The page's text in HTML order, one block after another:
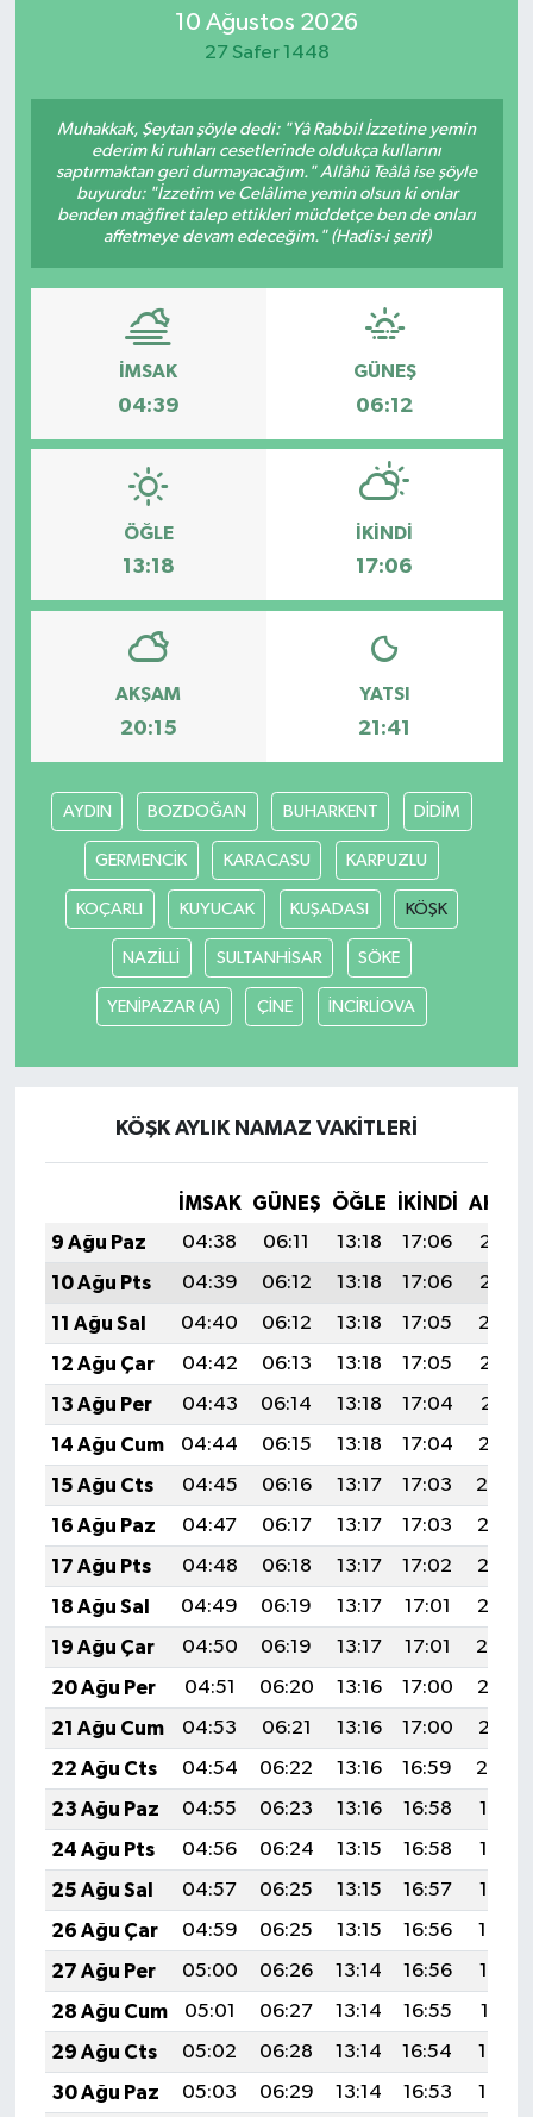
10 Ağustos 2026
27 Safer 1448
Muhakkak, Şeytan şöyle dedi: "Yâ Rabbi! İzzetine yemin
ederim ki ruhları cesetlerinde oldukça kullarını
saptırmaktan geri durmayacağım." Allâhü Teâlâ ise şöyle
buyurdu: "İzzetim ve Celâlime yemin olsun ki onlar
benden mağfiret talep ettikleri müddetçe ben de onları
affetmeye devam edeceğim." (Hadis-i şerif)
İMSAK
04:39
GÜNEŞ
06:12
ÖĞLE
13:18
İKINDI
17:06
AKŞAM
20:15
YATSI
21:41
AYDIN BOZDOĞAN BUHARKENT DİDİM
GERMENCİK KARACASU KARPUZLU
KOÇARLI KUYUCAK KUŞADASI KÖŞK
NAZİLLİ SULTANHİSAR SÖKE
YENİPAZAR (A) ÇİNE İNCİRLİOVA
KÖŞK AYLIK NAMAZ VAKITLERI
İMSAK GÜNEŞ ÖĞLE İKINDI
9 Ağu Paz
04:38 06:11 13:18 17:06
20:16
10 Ağu Pts
04:39 06:12 13:18 17:06
20:15
11 Ağu Sal
04:40 06:12 13:18 17:05
20:14
12 Ağu Çar
04:42 06:13 13:18 17:05
20:13
13 Ağu Per
04:43 06:14 13:18 17:04
20:11
14 Ağu Cum
04:44 06:15 13:18 17:04
20:10
15 Ağu Cts
04:45 06:16 13:17 17:03
20:09
16 Ağu Paz
04:47 06:17 13:17 17:03
20:08
17 Ağu Pts
04:48 06:18 13:17 17:02
20:06
18 Ağu Sal
04:49 06:19 13:17 17:01
20:05
19 Ağu Çar
04:50 06:19 13:17 17:01
20:04
20 Ağu Per
04:51 06:20 13:16 17:00
20:02
21 Ağu Cum
04:53 06:21 13:16 17:00
20:01
22 Ağu Cts
04:54 06:22 13:16 16:59
20:00
23 Ağu Paz
04:55 06:23 13:16 16:58
19:58
24 Ağu Pts
04:56 06:24 13:15 16:58
19:57
25 Ağu Sal
04:57 06:25 13:15 16:57
19:56
26 Ağu Çar
04:59 06:25 13:15 16:56
19:54
27 Ağu Per
05:00 06:26 13:14 16:56
19:53
28 Ağu Cum
05:01 06:27 13:14 16:55
19:51
29 Ağu Cts
05:02 06:28 13:14 16:54
19:50
30 Ağu Paz
05:03 06:29 13:14 16:53
19:48
Teknoloji
TRABZON
TRABZONSPOR
Yaşam